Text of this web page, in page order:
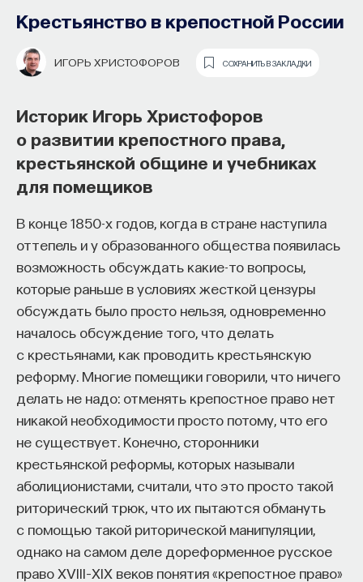
Крестьянство в крепостной России
ИГОРЬ ХРИСТОФОРОВ СОХРАНИТЬ В ЗАКЛАДКИ
Историк Игорь Христофоров
о развитии крепостного права,
крестьянской общине и учебниках
для помещиков
В конце 1850-х годов, когда в стране наступила
оттепель и у образованного общества появилась
возможность обсуждать какие-то вопросы,
которые раньше в условиях жесткой цензуры
обсуждать было просто нельзя, одновременно
началось обсуждение того, что делать
с крестьянами, как проводить крестьянскую
реформу. Многие помещики говорили, что ничего
делать не надо: отменять крепостное право нет
никакой необходимости просто потому, что его
не существует. Конечно, сторонники
крестьянской реформы, которых называли
аболиционистами, считали, что это просто такой
риторический трюк, что их пытаются обмануть
с помощью такой риторической манипуляции,
однако на самом деле дореформенное русское
право XVIII–XIX веков понятия «крепостное право»
Как наши память, потребности,
с передачей сигналов
от нейромедиаторов?
Как устроена наша нервная система
на структурном, клеточном и молекулярном
уровнях? В чем состоит роль нейромедиаторов
при управлении психическими и физическими
процессами? Как появляются зависимость,
утомление, состояние эйфории или азарта?
Каково воздействие на работу мозга гормонов,
иммунной системы?
Ответы на эти и другие вопросы можно найти,
записавшисьна курс «Химия между нейронами:
вещества, которые управляют нами»
Пройдя этот курс, вы научитесь:
и обществе средневековой Европы
Историк Олег Воскобойников
о средневековом космосе и праве,
человеческих темпераментах
и «благорастворении воздухов»
Идея гармонии — кочевая, свойственная всем
человеческим культурам и цивилизациям. Это
слово греческого происхождения, оно связано
с музыкой, но понимают его широко. В этой
лекции я попробую выяснить, что это понятие
значит для средневековой цивилизации.
Несколько лет назад специально ради этой цели
я собрал в Москве пару десятков друзей
из разных стран, чтобы провести масштабную
конференцию. Нельзя сказать, что она помогла
найти все ответы, но нам удалось собрать
историков разных сфер, литературоведов,
искусствоведов, чтобы понять, насколько это
формообразующее понятие.
Поиски гармонии